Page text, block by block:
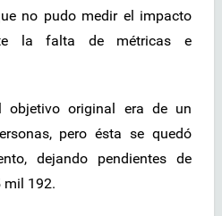
no pudo medir el impacto
la falta de métricas e
objetivo original era de un
pero ésta se quedó
dejando pendientes de
mil 192.